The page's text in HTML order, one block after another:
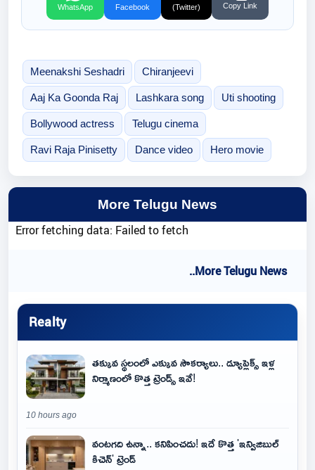
WhatsApp Facebook (Twitter) Copy Link
Meenakshi Seshadri Chiranjeevi
Aaj Ka Goonda Raj Lashkara song Uti shooting
Bollywood actress Telugu cinema
Ravi Raja Pinisetty Dance video Hero movie
More Telugu News
Error fetching data: Failed to fetch
..More Telugu News
Realty
తక్కువ స్థలంలో ఎక్కువ సౌకర్యాలు.. డ్యూప్లెక్స్ ఇళ్ల
నిర్మాణంలో కొత్త ట్రెండ్స్ ఇవే!
10 hours ago
వంటగది ఉన్నా.. కనిపించదు! ఇదే కొత్త 'ఇన్విజిబుల్
కిచెన్' ట్రెండ్